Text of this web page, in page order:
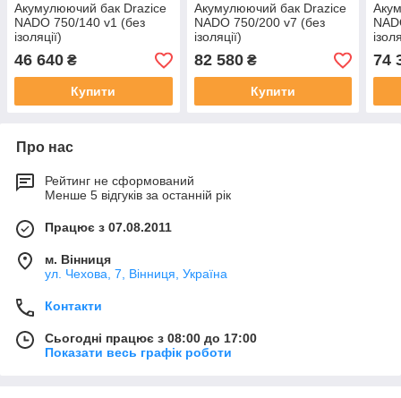
Акумулюючий бак Drazice
NADO 750/140 v1 (без
ізоляції)
46 640 ₴
Купити
Акумулюючий бак Drazice
NADO 750/200 v7 (без
ізоляції)
82 580₴
Купити
74
Про нас
Рейтинг не сформований
Менше 5 відгуків за останній рік
Працює з 07.08.2011
м. Вінниця
ул. Чехова, 7, Вінниця, Україна
Контакти
Сьогодні працює з 08:00 до 17:00
Показати весь графік роботи